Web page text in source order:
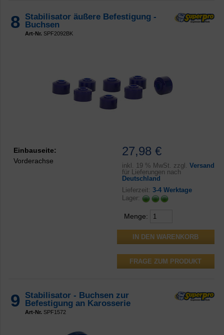
8 Stabilisator äußere Befestigung -
Buchsen
Art-Nr. SPF2092BK
27,98 €
inkl. 19 % MwSt. zzgl. Versand
für Lieferungen nach
Deutschland
Lieferzeit: 3-4 Werktage
Lager:
Menge:
FRAGE ZUM PRODUKT
Einbauseite:
Vorderachse
9
Stabilisator - Buchsen zur
Befestigung an Karosserie
Art-Nr. SPF1572